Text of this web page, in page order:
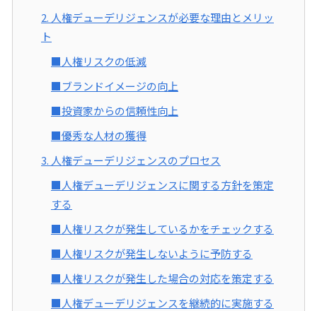
2. 人権デューデリジェンスが必要な理由とメリッ
ト
■人権リスクの低減
■ブランドイメージの向上
■投資家からの信頼性向上
■優秀な人材の獲得
3. 人権デューデリジェンスのプロセス
■人権デューデリジェンスに関する方針を策定
する
■人権リスクが発生しているかをチェックする
■人権リスクが発生しないように予防する
■人権リスクが発生した場合の対応を策定する
■人権デューデリジェンスを継続的に実施する